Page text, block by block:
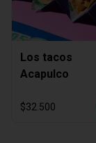
Los tacos
Acapulco
$32.500